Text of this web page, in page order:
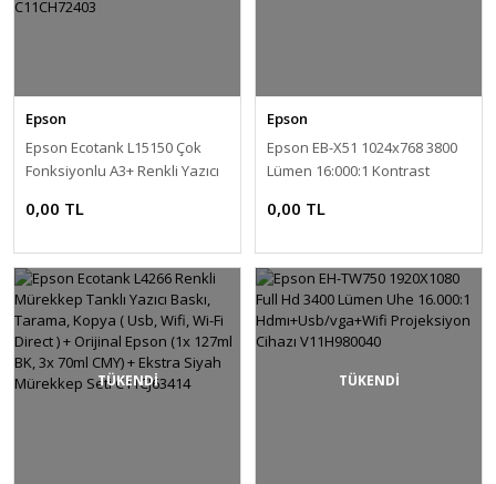
Epson
Epson Ecotank L15150 Çok
Fonksiyonlu A3+ Renkli Yazıcı
(USB, Ethernet, WiFi, Wi-Fi
Mürekkep Seti (1x 127ml BK,
3x 70ml CMY) C11CH72403
0,00 TL
Epson
Epson EB-X51 1024x768 3800
Lümen 16:000:1 Kontrast
Projeksiyon Cihazı
0,00 TL
TÜKENDİ TÜKENDİ